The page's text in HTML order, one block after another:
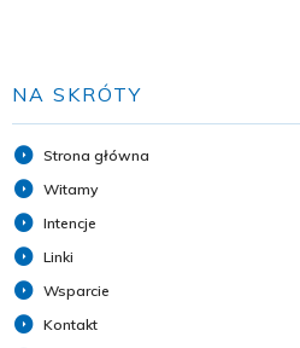
NA SKRÓTY
Strona główna
Witamy
Intencje
Linki
Wsparcie
Kontakt